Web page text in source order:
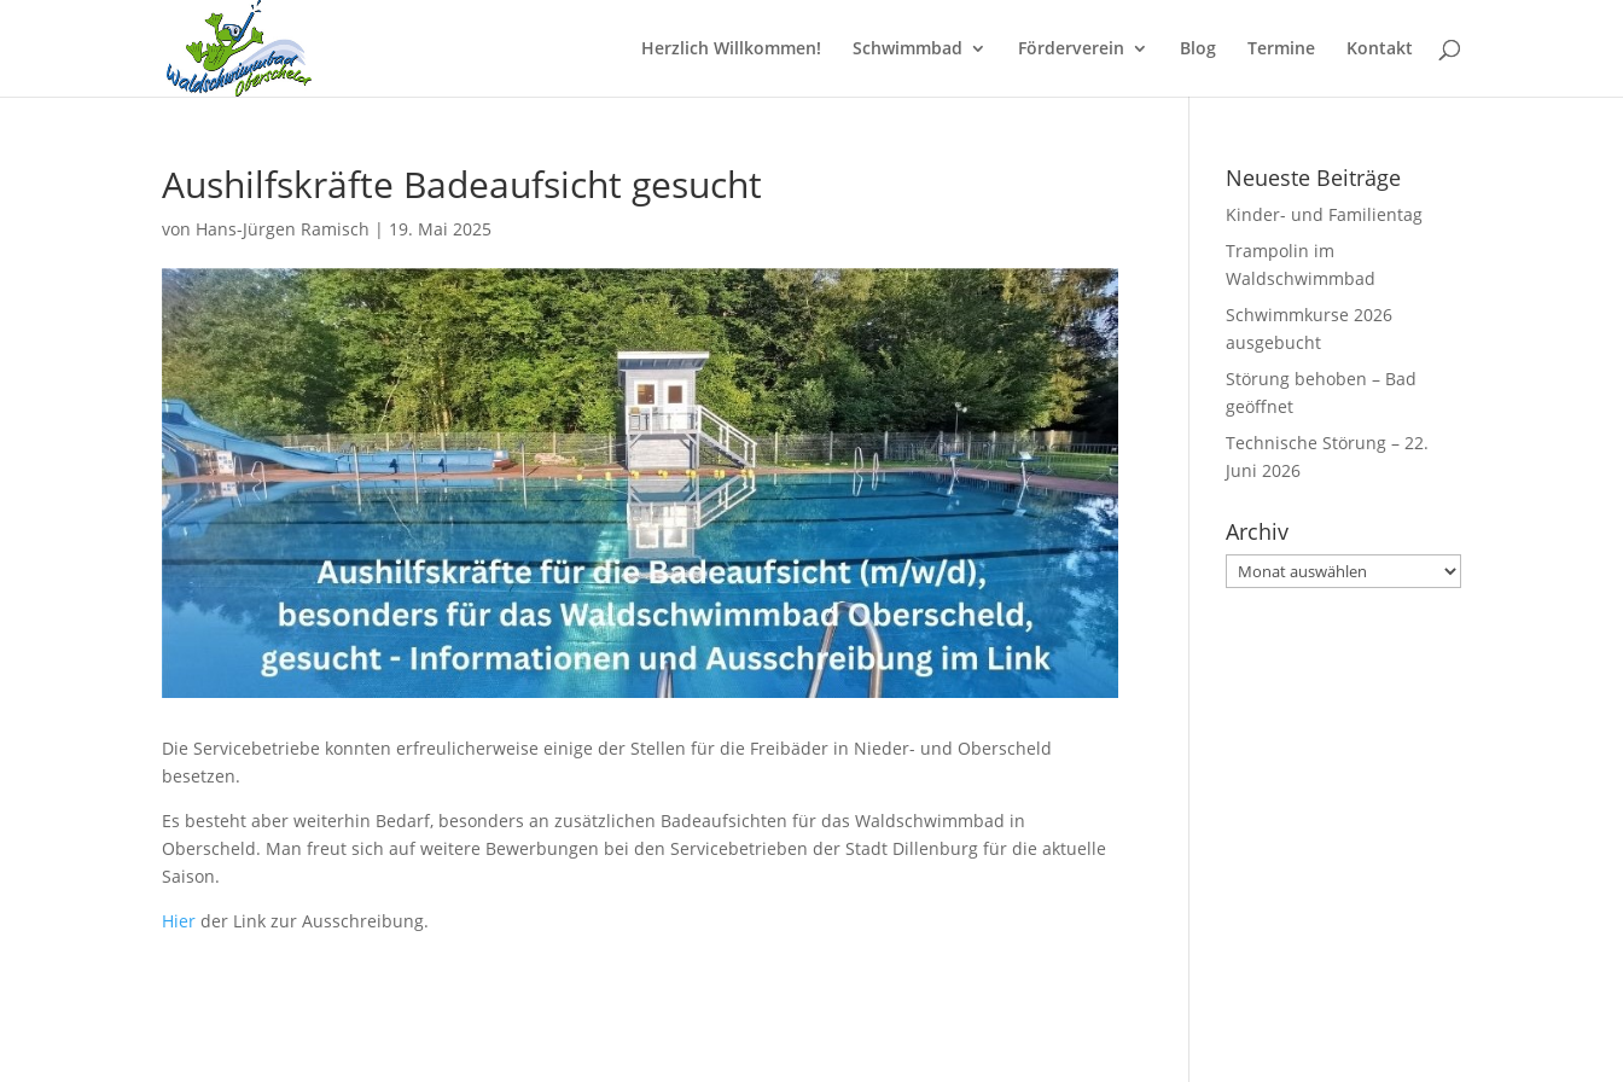
Herzlich Willkommen! Schwimmbad Förderverein Blog Termine Kontakt
Aushilfskräfte Badeaufsicht gesucht
von Hans-Jürgen Ramisch | 19. Mai 2025
Die Servicebetriebe konnten erfreulicherweise einige der Stellen für die Freibäder in Nieder- und Oberscheld
besetzen.
Es besteht aber weiterhin Bedarf, besonders anzusätzlichen Badeaufsichten für das Waldschwimmbad in
Oberscheld. Man freut sich auf weitere Bewerbungen bei den Servicebetrieben der Stadt Dillenburg für die aktuelle
Saison.
Hier der Link zur Ausschreibung.
Neueste Beiträge
Kinder- und Familientag
Trampolin im
Waldschwimmbad
Schwimmkurse 2026
ausgebucht
Störung behoben – Bad
geöffnet
Technische Störung – 22.
Juni 2026
Archiv
Archiv